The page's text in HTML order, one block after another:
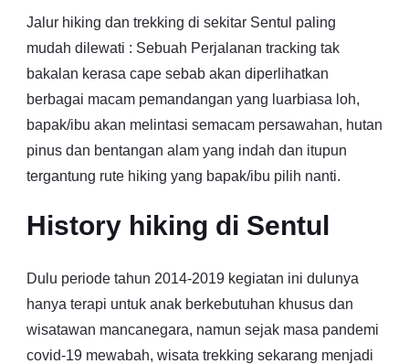
Jalur hiking dan trekking di sekitar Sentul paling
mudah dilewati : Sebuah Perjalanan tracking tak
bakalan kerasa cape sebab akan diperlihatkan
berbagai macam pemandangan yang luarbiasa loh,
bapak/ibu akan melintasi semacam persawahan, hutan
pinus dan bentangan alam yang indah dan itupun
tergantung rute hiking yang bapak/ibu pilih nanti.
History hiking di Sentul
Dulu periode tahun 2014-2019 kegiatan ini dulunya
hanya terapi untuk anak berkebutuhan khusus dan
wisatawan mancanegara, namun sejak masa pandemi
covid-19 mewabah, wisata trekking sekarang menjadi